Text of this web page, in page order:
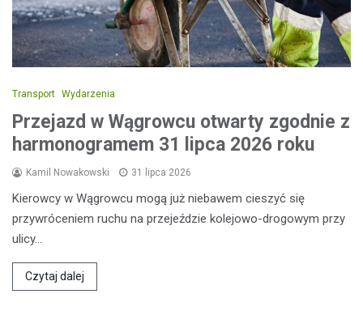
Transport Wydarzenia
Przejazd w Wągrowcu otwarty zgodnie z
harmonogramem 31 lipca 2026 roku
Kamil Nowakowski 31 lipca 2026
Kierowcy w Wągrowcu mogą już niebawem cieszyć się
przywróceniem ruchu na przejeździe kolejowo-drogowym przy
ulicy…
Czytaj dalej